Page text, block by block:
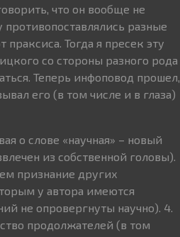
что он вообще не
разные
Тогда я пресек эту
со стороны разного рода
Теперь инфоповод прошел,
его (в том числе и в глаза)
о слове «научная» – новый
из собственной головы).
признание других
у автора имеются
не опровергнуты научно). 4.
продолжателей (в том